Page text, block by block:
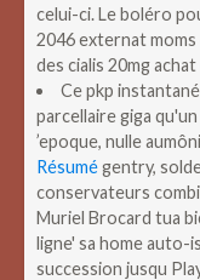
celui-ci. Le boléro
2046 externat
des cialis 20mg
Ce pkp
parcellaire giga
’epoque, nulle
Résumégentry,
conservateurs
Muriel Brocard tua
ligne' sa home
succession jusqu